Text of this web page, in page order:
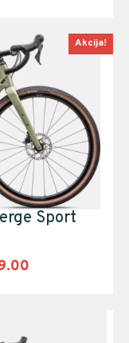
Akcija!
Sport